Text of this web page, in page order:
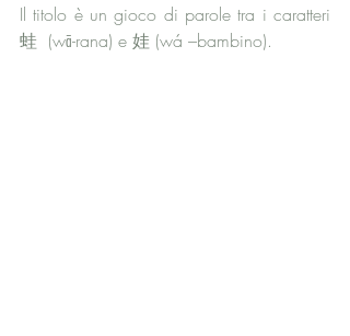
Il titolo è un gioco di parole tra i caratteri
蛙  (wā-rana) e 娃 (wá –bambino).